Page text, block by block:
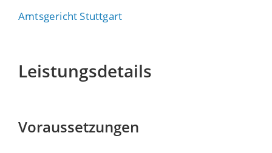
Amtsgericht Stuttgart
Leistungsdetails
Voraussetzungen